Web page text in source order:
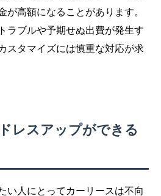
が高額になることがあります。
ラブルや予期せぬ出費が発生す
スタマイズには慎重な対応が求
レスアップができる
い人にとってカーリースは不向